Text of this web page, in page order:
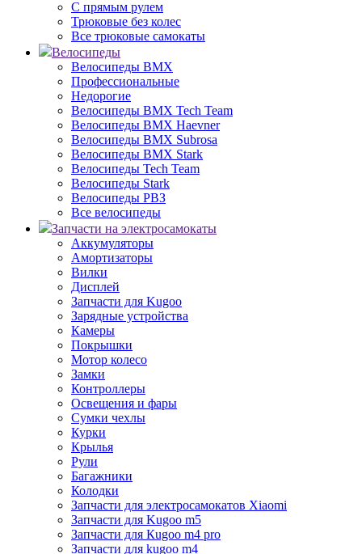
С прямым рулем
Трюковые без колес
Все трюковые самокаты
Велосипеды
Велосипеды BMX
Профессиональные
Недорогие
Велосипеды BMX Tech Team
Велосипеды BMX Haevner
Велосипеды BMX Subrosa
Велосипеды BMX Stark
Велосипеды Tech Team
Велосипеды Stark
Велосипеды РВЗ
Все велосипеды
Запчасти на электросамокаты
Аккумуляторы
Амортизаторы
Вилки
Дисплей
Запчасти для Kugoo
Зарядные устройства
Камеры
Покрышки
Мотор колесо
Замки
Контроллеры
Освещения и фары
Сумки чехлы
Курки
Крылья
Рули
Багажники
Колодки
Запчасти для электросамокатов Xiaomi
Запчасти для Kugoo m5
Запчасти для Кugoo m4 pro
Запчасти для kugoo m4